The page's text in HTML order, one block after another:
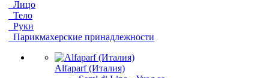
Лицо
Тело
Руки
Парикмахерские принадлежности
Alfaparf (Италия)